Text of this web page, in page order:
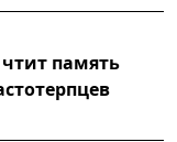
чтит память